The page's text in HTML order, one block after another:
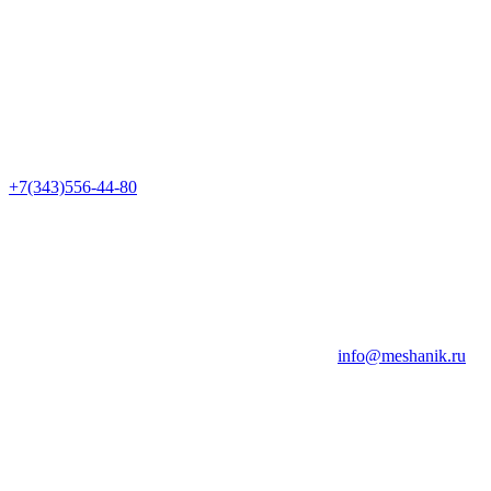
+7(343)556-44-80
info@meshanik.ru